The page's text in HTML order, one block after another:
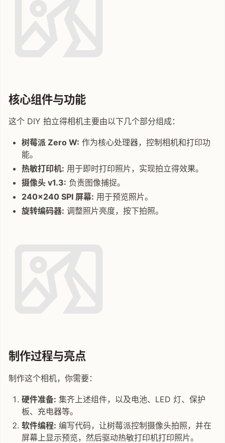
核心组件与功能
这个 DIY 拍立得相机主要由以下几个部分组成：
树莓派 Zero W: 作为核心处理器，控制相机和打印功
能。
热敏打印机: 用于即时打印照片，实现拍立得效果。
摄像头 v1.3: 负责图像捕捉。
240x240 SPI 屏幕: 用于预览照片。
旋转编码器: 调整照片亮度，按下拍照。
制作过程与亮点
制作这个相机，你需要：
硬件准备: 集齐上述组件，以及电池、LED 灯、保护
板、充电器等。
软件编程: 编写代码，让树莓派控制摄像头拍照，并在
屏幕上显示预览，然后驱动热敏打印机打印照片。